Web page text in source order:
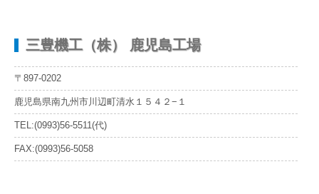
三豊機工（株） 鹿児島工場
〒897-0202
鹿児島県南九州市川辺町清水１５４２−１
TEL:(0993)56-5511(代)
FAX:(0993)56-5058